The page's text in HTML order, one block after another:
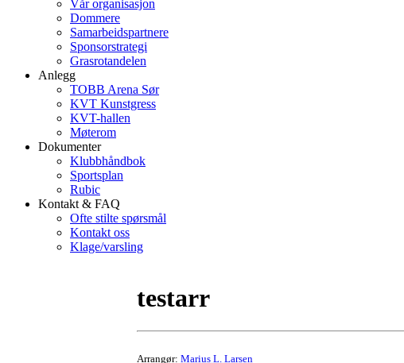
Vår organisasjon
Dommere
Samarbeidspartnere
Sponsorstrategi
Grasrotandelen
Anlegg
TOBB Arena Sør
KVT Kunstgress
KVT-hallen
Møterom
Dokumenter
Klubbhåndbok
Sportsplan
Rubic
Kontakt & FAQ
Ofte stilte spørsmål
Kontakt oss
Klage/varsling
testarr
Arrangør: Marius L. Larsen